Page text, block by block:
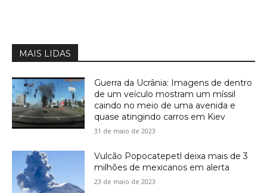
MAIS LIDAS
Guerra da Ucrânia: Imagens de dentro
de um veículo mostram um míssil
caindo no meio de uma avenida e
quase atingindo carros em Kiev
31 de maio de 2023
Vulcão Popocatepetl deixa mais de 3
milhões de mexicanos em alerta
23 de maio de 2023